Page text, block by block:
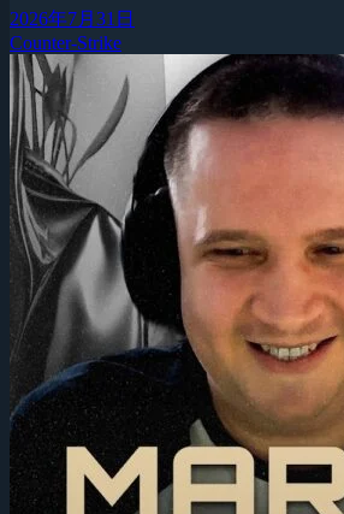
2026年7月31日
Counter-Strike